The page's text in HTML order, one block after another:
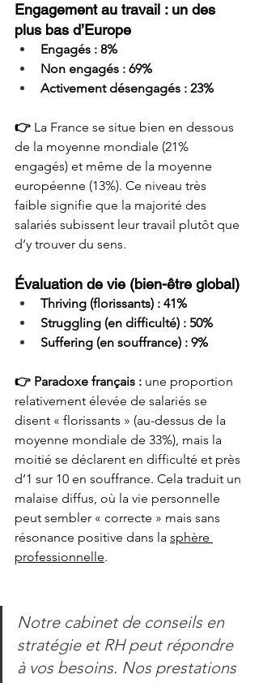
Engagement au travail : un des
plus bas d’Europe
Engagés : 8%
Non engagés : 69%
Activement désengagés : 23%
👉 La France se situe bien en dessous
de la moyenne mondiale (21%
engagés) et même de la moyenne
européenne (13%). Ce niveau très
faible signifie que la majorité des
salariés subissent leur travail plutôt que
d’y trouver du sens.
Évaluation de vie (bien-être global)
Thriving (florissants) : 41%
Struggling (en difficulté) : 50%
Suffering (en souffrance) : 9%
👉 Paradoxe français : une proportion
relativement élevée de salariés se
disent « florissants » (au-dessus de la
moyenne mondiale de 33%), mais la
moitié se déclarent en difficulté et près
d’1 sur 10 en souffrance. Cela traduit un
malaise diffus, où la vie personnelle
peut sembler « correcte » mais sans
résonance positive dans la sphère
professionnelle.
Notre cabinet de conseils en
stratégie et RH peut répondre
à vos besoins. Nos prestations